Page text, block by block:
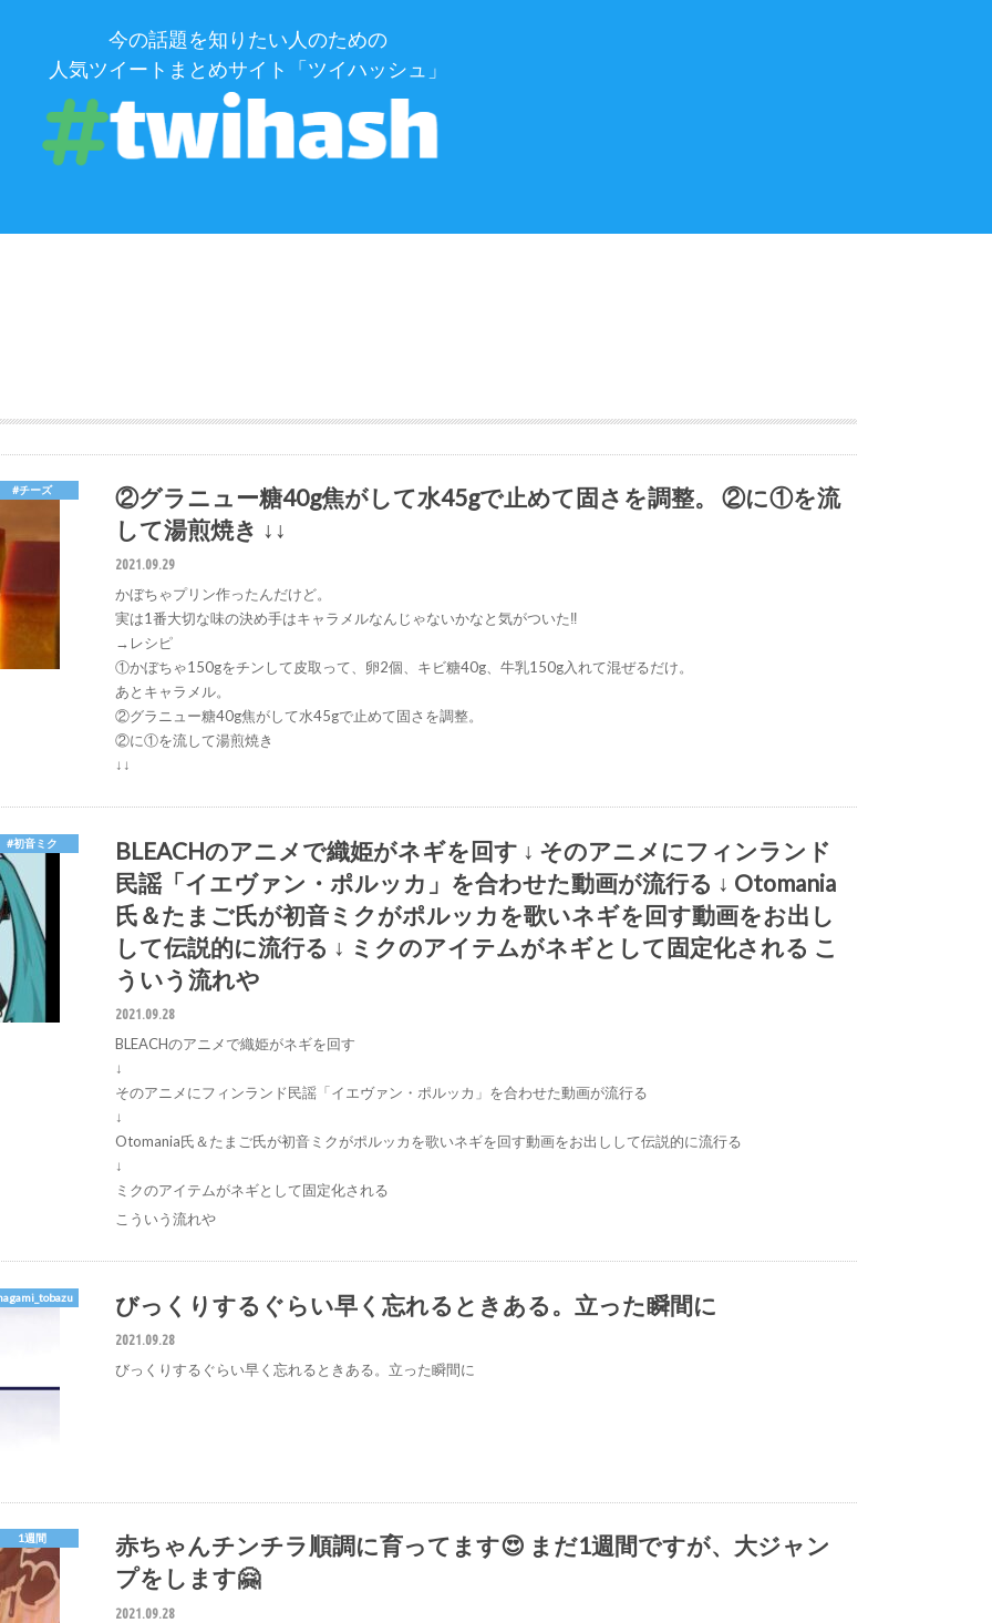
今の話題を知りたい人のための
人気ツイートまとめサイト「ツイハッシュ」
#チーズ
②グラニュー糖40g焦がして水45gで止めて固さを調整。 ②に①を流
して湯煎焼き ↓↓
2021.09.29
かぼちゃプリン作ったんだけど。
実は1番大切な味の決め手はキャラメルなんじゃないかなと気がついた‼️
→レシピ
①かぼちゃ150gをチンして皮取って、卵2個、キビ糖40g、牛乳150g入れて混ぜるだけ。
あとキャラメル。
②グラニュー糖40g焦がして水45gで止めて固さを調整。
②に①を流して湯煎焼き
↓↓
#初音ミク
BLEACHのアニメで織姫がネギを回す ↓ そのアニメにフィンランド
民謡「イエヴァン・ポルッカ」を合わせた動画が流行る ↓ Otomania
氏＆たまご氏が初音ミクがポルッカを歌いネギを回す動画をお出し
して伝説的に流行る ↓ ミクのアイテムがネギとして固定化される こ
ういう流れや
2021.09.28
BLEACHのアニメで織姫がネギを回す
↓
そのアニメにフィンランド民謡「イエヴァン・ポルッカ」を合わせた動画が流行る
↓
Otomania氏＆たまご氏が初音ミクがポルッカを歌いネギを回す動画をお出しして伝説的に流行る
↓
ミクのアイテムがネギとして固定化される
こういう流れや
びっくりするぐらい早く忘れるときある。立った瞬間に
2021.09.28
びっくりするぐらい早く忘れるときある。立った瞬間に
1週間
赤ちゃんチンチラ順調に育ってます😍 まだ1週間ですが、大ジャン
プをします🤗
2021.09.28